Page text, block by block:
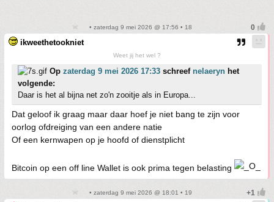
• zaterdag 9 mei 2026 @ 17:56 • 18
ikweethetookniet
Weet jij het wel ?
Op zaterdag 9 mei 2026 17:33 schreef nelaeryn het
volgende:
Daar is het al bijna net zo'n zooitje als in Europa...
Dat geloof ik graag maar daar hoef je niet bang te zijn voor
oorlog ofdreiging van een andere natie
Of een kernwapen op je hoofd of dienstplicht
Bitcoin op een off line Wallet is ook prima tegen belasting
• zaterdag 9 mei 2026 @ 18:01 • 19